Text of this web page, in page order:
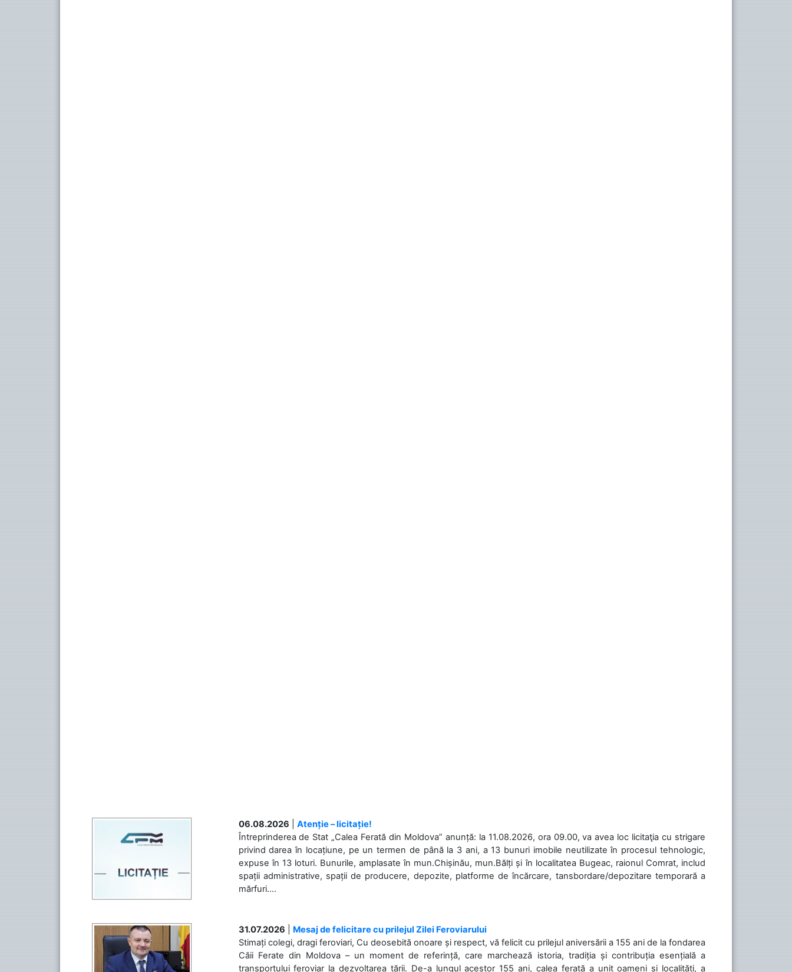
06.08.2026
Atenție – licitație!
Întreprinderea de Stat „Calea Ferată din Moldova” anunță: la 11.08.2026, ora 09.00, va avea loc licitaţia cu strigare
privind darea în locațiune, pe un termen de până la 3 ani, a 13 bunuri imobile neutilizate în procesul tehnologic,
expuse în 13 loturi. Bunurile, amplasate în mun.Chișinău, mun.Bălți și în localitatea Bugeac, raionul Comrat, includ
spații administrative, spații de producere, depozite, platforme de încărcare, tansbordare/depozitare temporară a
mărfuri....
31.07.2026
Mesaj de felicitare cu prilejul Zilei Feroviarului
Stimați colegi, dragi feroviari, Cu deosebită onoare și respect, vă felicit cu prilejul aniversării a 155 ani de la fondarea
Căii Ferate din Moldova – un moment de referință, care marchează istoria, tradiția și contribuția esențială a
transportului feroviar la dezvoltarea țării. De-a lungul acestor 155 ani, calea ferată a unit oameni și localități, a